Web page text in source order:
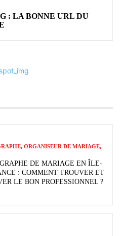
: LA BONNE URL DU
ORGANISEUR DE MARIAGE,
DE MARIAGE EN ÎLE-
: COMMENT TROUVER ET
LE BON PROFESSIONNEL ?